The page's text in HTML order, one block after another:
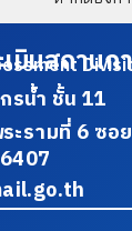
เมินสถา
รน้ำ ชั้น 11
ะรามที่ 6 ซ